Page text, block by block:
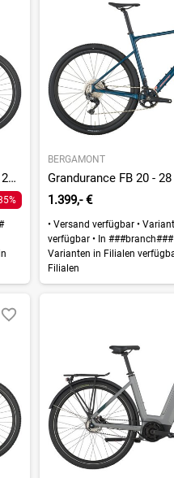
E-Horizon Tour 20 Belt Wave - 600 Wh - 28 Zoll - Tiefeinsteiger
BERGAMONT
1.399,- €
•Versand verfügbar •
verfügbar •In
Varianten in Filialen
Filialen